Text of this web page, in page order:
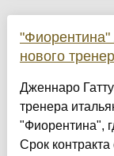
"Фиорентина"
нового
Дженнаро
тренера
"Фиорентина",
Срок